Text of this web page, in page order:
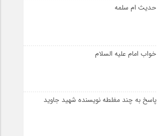
حدیث ام سلمه
خواب امام علیه السلام
پاسخ به چند مغلطه نویسنده شهید جاوید